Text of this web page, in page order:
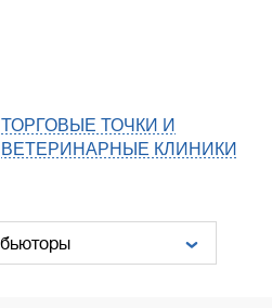
ТОРГОВЫЕ ТОЧКИ И
ВЕТЕРИНАРНЫЕ КЛИНИКИ